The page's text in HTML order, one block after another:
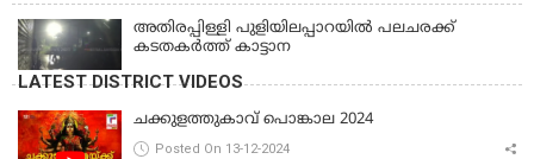
അതിരപ്പിള്ളി പുളിയിലപ്പാറയിൽ പലചരക്ക്
കടതകർത്ത് കാട്ടാന
LATEST DISTRICT VIDEOS
ചക്കുളത്തുകാവ് പൊങ്കാല 2024
Posted On 13-12-2024